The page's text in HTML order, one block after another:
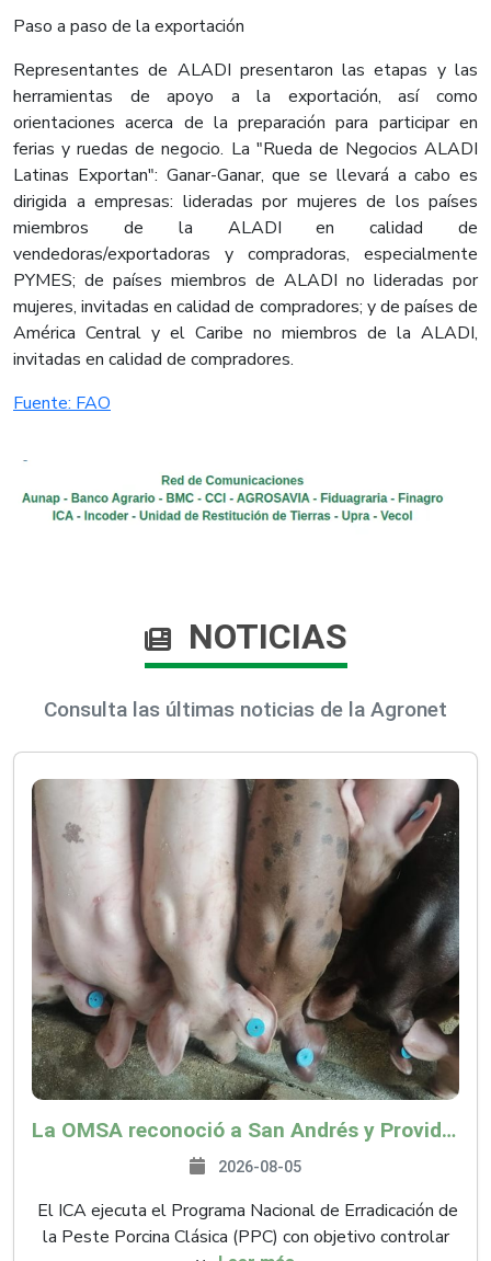
Paso a paso de la exportación
Representantes de ALADI presentaron las etapas y las
herramientas de apoyo a la exportación, así como
orientaciones acerca de la preparación para participar en
ferias y ruedas de negocio. La "Rueda de Negocios ALADI
Latinas Exportan": Ganar-Ganar, que se llevará a cabo es
dirigida a empresas: lideradas por mujeres de los países
miembros de la ALADI en calidad de
vendedoras/exportadoras y compradoras, especialmente
PYMES; de países miembros de ALADI no lideradas por
mujeres, invitadas en calidad de compradores; y de países de
América Central y el Caribe no miembros de la ALADI,
invitadas en calidad de compradores.
Fuente: FAO
NOTICIAS
Consulta las últimas noticias de la Agronet
La OMSA reconoció a San Andrés y Providencia como zona libre de Peste Porcina Clásica (PPC)
2026-08-05
El ICA ejecuta el Programa Nacional de Erradicación de
la Peste Porcina Clásica (PPC) con objetivo controlar